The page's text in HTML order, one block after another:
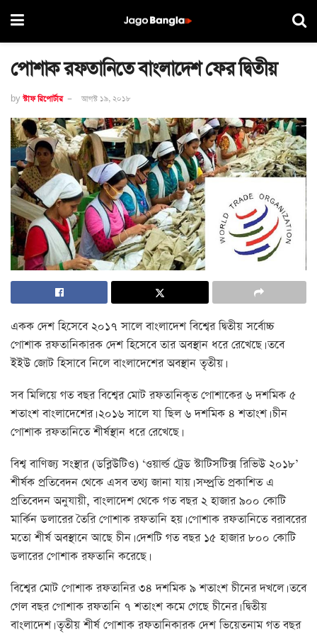
পোশাক রফতানিতে বাংলাদেশ ফের দ্বিতীয়
by স্টাফ রিপোর্টার আগস্ট ১৯, ২০১৮
একক দেশ হিসেবে ২০১৭ সালে বাংলাদেশ বিশ্বের দ্বিতীয় সর্বোচ্চ
পোশাক রফতানিকারক দেশ হিসেবে তার অবস্থান ধরে রেখেছে। তবে
ইইউ জোট হিসাবে নিলে বাংলাদেশের অবস্থান তৃতীয়।
সব মিলিয়ে গত বছর বিশ্বের মোট রফতানিকৃত পোশাকের ৬ দশমিক ৫
শতাংশ বাংলাদেশের। ২০১৬ সালে যা ছিল ৬ দশমিক ৪ শতাংশ। চীন
পোশাক রফতানিতে শীর্ষস্থান ধরে রেখেছে।
বিশ্ব বাণিজ্য সংস্থার (ডব্লিউটিও) ‘ওয়ার্ল্ড ট্রেড স্টাটিসটিক্স রিভিউ ২০১৮’
শীর্ষক প্রতিবেদন থেকে এসব তথ্য জানা যায়। সম্প্র্রতি প্রকাশিত এ
প্রতিবেদন অনুযায়ী, বাংলাদেশ থেকে গত বছর ২ হাজার ৯০০ কোটি
মার্কিন ডলারের তৈরি পোশাক রফতানি হয়। পোশাক রফতানিতে বরাবরের
মতো শীর্ষ অবস্থানে আছে চীন। দেশটি গত বছর ১৫ হাজার ৮০০ কোটি
ডলারের পোশাক রফতানি করেছে।
বিশ্বের মোট পোশাক রফতানির ৩৪ দশমিক ৯ শতাংশ চীনের দখলে। তবে
গেল বছর পোশাক রফতানি ৭ শতাংশ কমে গেছে চীনের। দ্বিতীয়
বাংলাদেশ। তৃতীয় শীর্ষ পোশাক রফতানিকারক দেশ ভিয়েতনাম গত বছর